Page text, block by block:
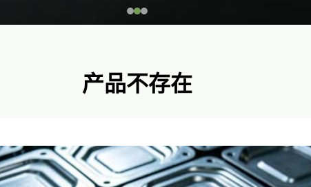
产品不存在